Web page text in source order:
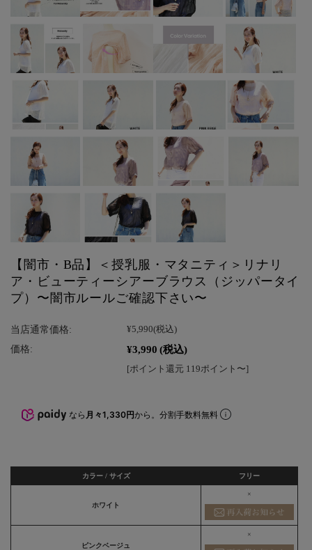
【闇市・B品】＜授乳服・マタニティ＞リナリ
ア・ビューティーシアーブラウス（ジッパータイ
プ）〜闇市ルールご確認下さい〜
当店通常価格: ¥5,990(税込)
価格: ¥3,990 (税込)
[ポイント還元 119ポイント〜]
なら 月々1,330円から。分割手数料無料
カラー / サイズ フリー
ホワイト
×
ピンクベージュ
×